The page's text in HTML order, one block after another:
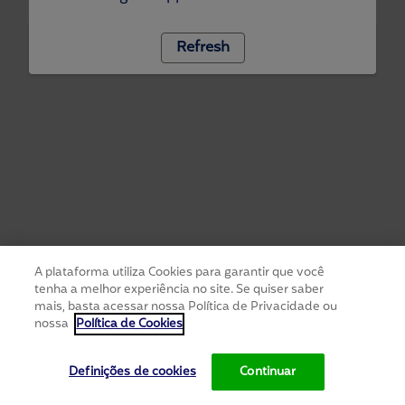
Refresh
A plataforma utiliza Cookies para garantir que você
tenha a melhor experiência no site. Se quiser saber
mais, basta acessar nossa Política de Privacidade ou
nossa Política de Cookies
Definições de cookies Continuar